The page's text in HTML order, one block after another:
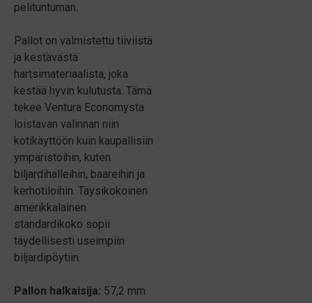
pelituntuman.
Pallot on valmistettu tiiviistä
ja kestävästä
hartsimateriaalista, joka
kestää hyvin kulutusta. Tämä
tekee Ventura Economysta
loistavan valinnan niin
kotikäyttöön kuin kaupallisiin
ympäristöihin, kuten
biljardihalleihin, baareihin ja
kerhotiloihin. Täysikokoinen
amerikkalainen
standardikoko sopii
täydellisesti useimpiin
biljardipöytiin.
Pallon halkaisija: 57,2 mm